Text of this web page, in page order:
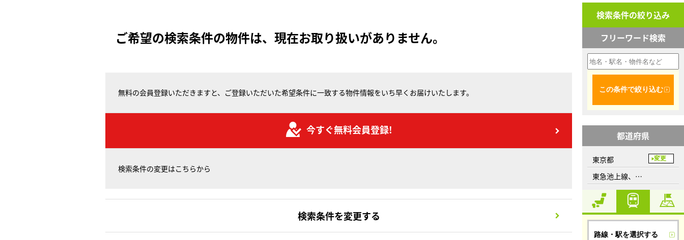
ご希望の検索条件の物件は、現在お取り扱いがありません。
無料の会員登録いただきますと、ご登録いただいた希望条件に一致する物件情報をいち早くお届けいたします。
今すぐ無料会員登録!
検索条件の変更はこちらから
検索条件を変更する
検索条件の絞り込み
フリーワード検索
この条件で絞り込む
都道府県
東京都 変更
東急池上線、蓮沼駅
路線・駅を選択する